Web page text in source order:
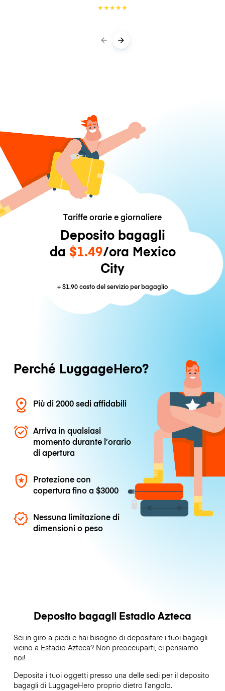
★★★★★
Tariffe orarie e giornaliere
Deposito bagagli
da $1.49/ora Mexico
City
+$1.90costo del servizio per bagaglio
Perché LuggageHero?
Più di 2000 sedi affidabili
Arriva in qualsiasi
momento durante l’orario
di apertura
Protezione con
copertura fino a$3000
Nessuna limitazione di
dimensioni o peso
Deposito bagagli Estadio Azteca
Sei in giro a piedi e hai bisogno di depositare i tuoi bagagli
vicino a Estadio Azteca? Non preoccuparti, ci pensiamo
noi!
Deposita i tuoi oggetti presso una delle sedi per il deposito
bagagli di LuggageHero proprio dietro l’angolo.